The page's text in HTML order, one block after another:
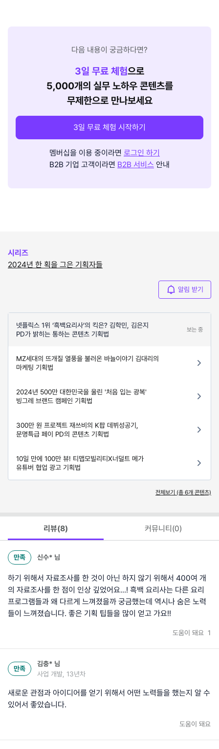
다음 내용이 궁금하다면?
3일 무료 체험으로
5,000개의 실무 노하우 콘텐츠를
무제한으로 만나보세요
3일 무료 체험 시작하기
멤버십을 이용 중이라면 로그인 하기
B2B 기업 고객이라면 B2B 서비스 안내
시리즈
2024년 한 획을 그은 기획자들
알림 받기
넷플릭스 1위 ‘흑백요리사’의 킥은? 김학민, 김은지
PD가 밝히는 통하는 콘텐츠 기획법
보는 중
MZ세대의 뜨개질 열풍을 불러온 바늘이야기 김대리의
마케팅 기획법
2024년 500만 대한민국을 울린 '처음 입는 광복'
빙그레 브랜드 캠페인 기획법
300만 원 프로젝트 재쓰비의 K팝 데뷔성공기,
문명특급 페이 PD의 콘텐츠 기획법
10일 만에 100만 뷰! 티맵모빌리티X너덜트 메가
유튜버 협업 광고 기획법
전체보기 (총 6개 콘텐츠)
리뷰(8) 커뮤니티(0)
만족 신수* 님
하기 위해서 자료조사를 한 것이 아닌 하지 않기 위해서 400여 개
의 자료조사를 한 점이 인상 깊었어요...! 흑백 요리사는 다른 요리
프로그램들과 왜 다르게 느껴졌을까 궁금했는데 역시나 숨은 노력
들이 느껴졌습니다. 좋은 기획 팁들을 많이 얻고 가요!!
도움이 돼요 1
만족
김충* 님
사업 개발, 13년차
새로운 관점과 아이디어를 얻기 위해서 어떤 노력들을 했는지 알 수
있어서 좋았습니다.
도움이 돼요